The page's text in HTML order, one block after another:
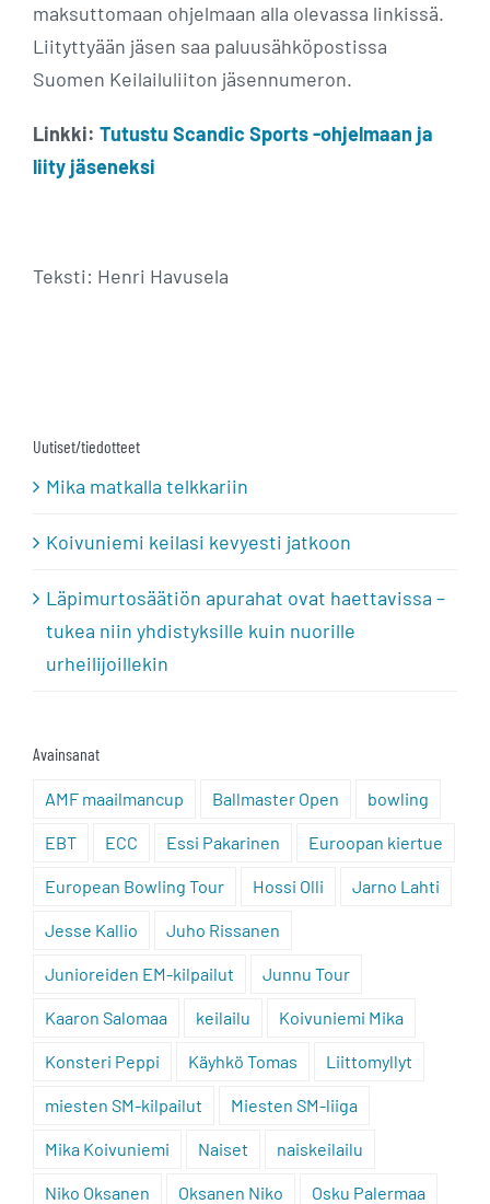
maksuttomaan ohjelmaan alla olevassa linkissä.
Liityttyään jäsen saa paluusähköpostissa
Suomen Keilailuliiton jäsennumeron.
Linkki: Tutustu Scandic Sports -ohjelmaan ja
liity jäseneksi
Teksti: Henri Havusela
Uutiset/tiedotteet
Mika matkalla telkkariin
Koivuniemi keilasi kevyesti jatkoon
Läpimurtosäätiön apurahat ovat haettavissa –
tukea niin yhdistyksille kuin nuorille
urheilijoillekin
Avainsanat
AMF maailmancup Ballmaster Open bowling
EBT ECC Essi Pakarinen Euroopan kiertue
European Bowling Tour Hossi Olli Jarno Lahti
Jesse Kallio Juho Rissanen
Junioreiden EM-kilpailut Junnu Tour
Kaaron Salomaa keilailu Koivuniemi Mika
Konsteri Peppi Käyhkö Tomas Liittomyllyt
miesten SM-kilpailut Miesten SM-liiga
Mika Koivuniemi Naiset naiskeilailu
Niko Oksanen Oksanen Niko Osku Palermaa